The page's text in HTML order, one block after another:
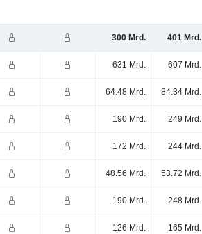
300 Mrd. 401 Mrd.
631 Mrd. 607 Mrd.
64.48 Mrd. 84.34 Mrd.
190 Mrd. 249 Mrd.
172 Mrd. 244 Mrd.
48.56 Mrd. 53.72 Mrd.
190 Mrd. 248 Mrd.
126 Mrd. 165 Mrd.